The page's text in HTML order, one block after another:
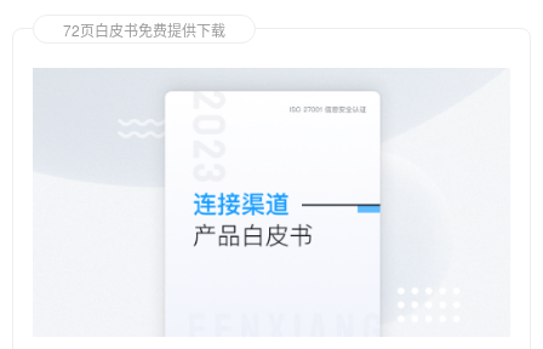
72页白皮书免费提供下载